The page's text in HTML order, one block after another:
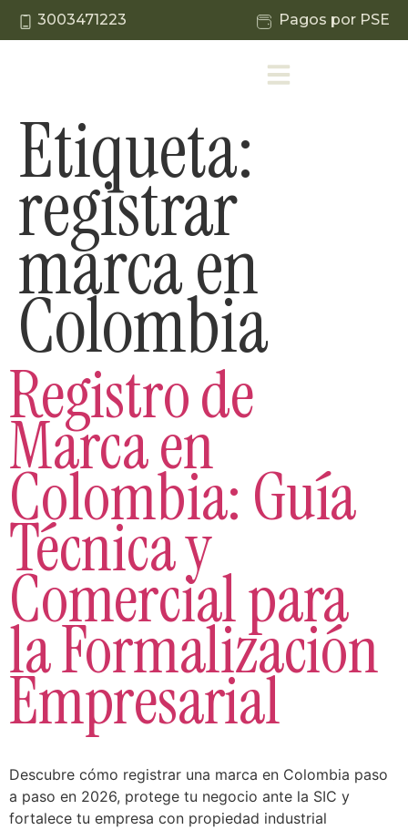
3003471223 Pagos por PSE
Etiqueta:
registrar
marca en
Colombia
Registro de
Marca en
Colombia: Guía
Técnica y
Comercial para
la Formalización
Empresarial
Descubre cómo registrar una marca en Colombia paso
a paso en 2026, protege tu negocio ante la SIC y
fortalece tu empresa con propiedad industrial